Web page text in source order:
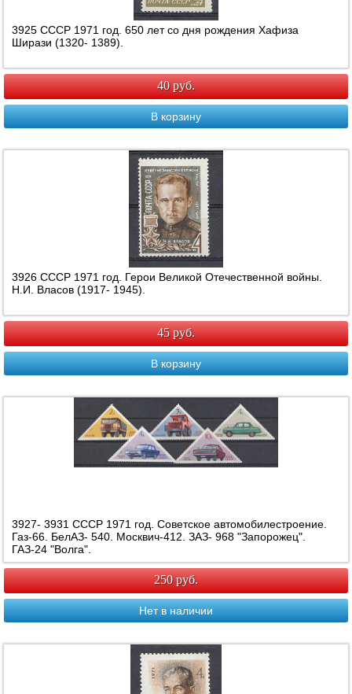
3925 СССР 1971 год. 650 лет со дня рождения Хафиза
Ширази (1320- 1389).
40 руб.
В корзину
3926 СССР 1971 год. Герои Великой Отечественной войны.
Н.И. Власов (1917- 1945).
45 руб.
В корзину
3927- 3931 СССР 1971 год. Советское автомобилестроение.
Газ-66. БелАЗ- 540. Москвич-412. ЗАЗ- 968 "Запорожец".
ГАЗ-24 "Волга".
250 руб.
Нет в наличии